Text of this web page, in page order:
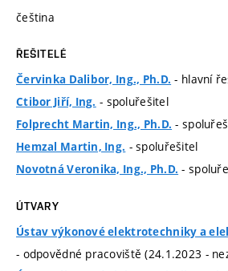
čeština
ŘEŠITELÉ
Červinka Dalibor, Ing., Ph.D. - hlavní
Ctibor Jiří, Ing. - spoluřešitel
Folprecht Martin, Ing., Ph.D. -
Hemzal Martin, Ing. - spoluřešitel
Novotná Veronika, Ing., Ph.D. -
ÚTVARY
Ústav výkonové elektrotechniky a
- odpovědné pracoviště (24.1.2023 -